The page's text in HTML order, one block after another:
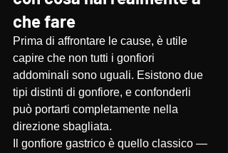
che fare
Prima di affrontare le cause, è utile
capire che non tutti i gonfiori
addominali sono uguali. Esistono due
tipi distinti di gonfiore, e confonderli
può portarti completamente nella
direzione sbagliata.
Il gonfiore gastrico è quello classico —